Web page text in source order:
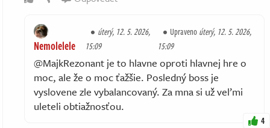
Nemolelele
úterý, 12. 5. 2026,
15:09
Upravenoúterý, 12. 5. 2026,
15:09
@MajkRezonant je to hlavne oproti hlavnej hre o
moc, ale že o moc ťažšie. Posledný boss je
vyslovene zle vybalancovaný. Za mna si už veľmi
uleteli obtiažnosťou.
4